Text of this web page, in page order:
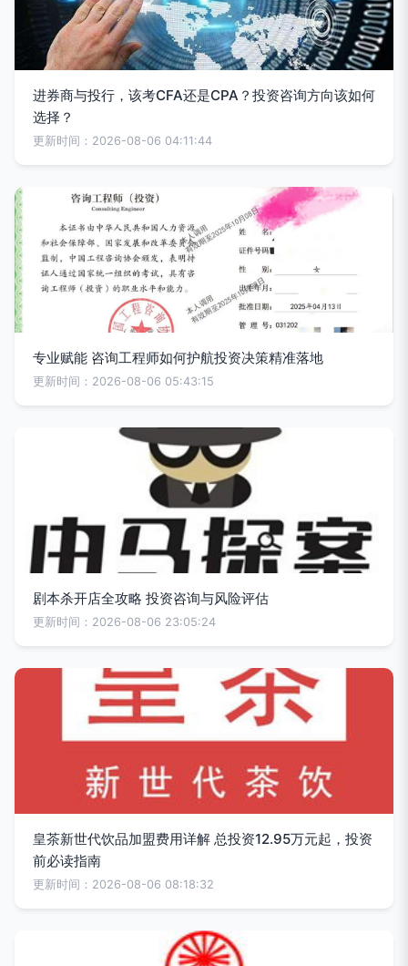
进券商与投行，该考CFA还是CPA？投资咨询方向该如何
选择？
更新时间：2026-08-06 04:11:44
专业赋能 咨询工程师如何护航投资决策精准落地
更新时间：2026-08-06 05:43:15
剧本杀开店全攻略 投资咨询与风险评估
更新时间：2026-08-06 23:05:24
皇茶新世代饮品加盟费用详解 总投资12.95万元起，投资
前必读指南
更新时间：2026-08-06 08:18:32